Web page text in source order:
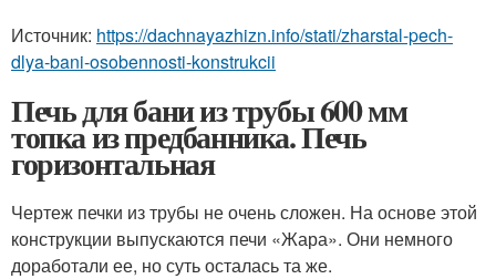
Источник: https://dachnayazhizn.info/stati/zharstal-pech-
dlya-bani-osobennosti-konstrukcii
Печь для бани из трубы 600 мм
топка из предбанника. Печь
горизонтальная
Чертеж печки из трубы не очень сложен. На основе этой
конструкции выпускаются печи «Жара». Они немного
доработали ее, но суть осталась та же.